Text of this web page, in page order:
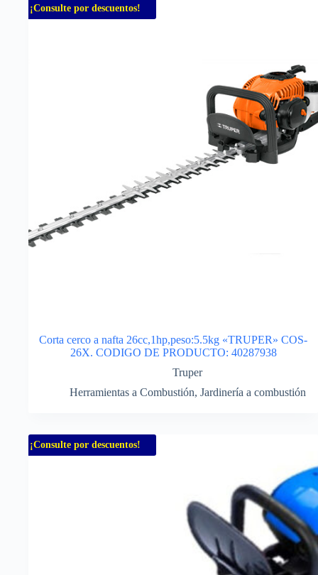
¡Consulte por descuentos!
Corta cerco a nafta 26cc,1hp,peso:5.5kg «TRUPER» COS-
26X. CODIGO DE PRODUCTO: 40287938
Truper
Herramientas a Combustión, Jardinería a combustión
¡Consulte por descuentos!